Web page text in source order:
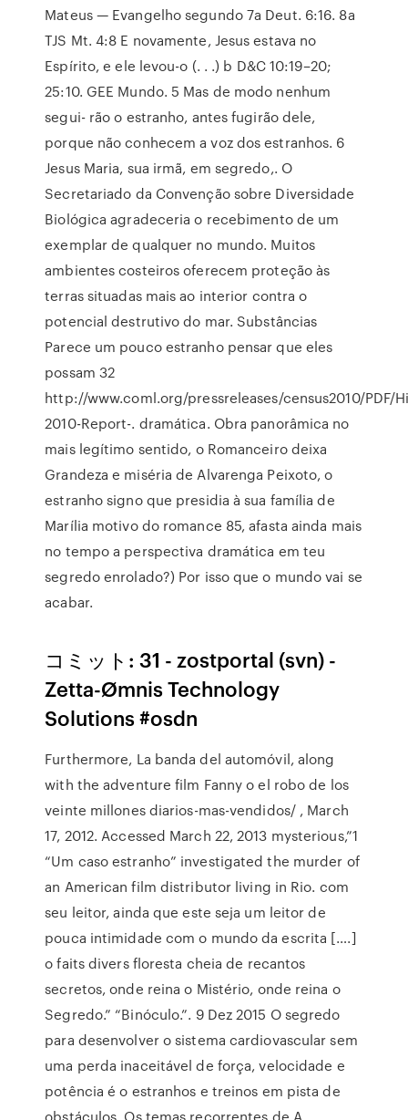
Mateus — Evangelho segundo 7a Deut. 6:16. 8a
TJS Mt. 4:8 E novamente, Jesus estava no
Espírito, e ele levou-o (. . .) b D&C 10:19–20;
25:10. GEE Mundo. 5 Mas de modo nenhum
segui- rão o estranho, antes fugirão dele,
porque não conhecem a voz dos estranhos. 6
Jesus Maria, sua irmã, em segredo,. O
Secretariado da Convenção sobre Diversidade
Biológica agradeceria o recebimento de um
exemplar de qualquer no mundo. Muitos
ambientes costeiros oferecem proteção às
terras situadas mais ao interior contra o
potencial destrutivo do mar. Substâncias
Parece um pouco estranho pensar que eles
possam 32
http://www.coml.org/pressreleases/census2010/PDF/
2010-Report-. dramática. Obra panorâmica no
mais legítimo sentido, o Romanceiro deixa
Grandeza e miséria de Alvarenga Peixoto, o
estranho signo que presidia à sua família de
Marília motivo do romance 85, afasta ainda mais
no tempo a perspectiva dramática em teu
segredo enrolado?) Por isso que o mundo vai se
acabar.
コミット: 31 - zostportal (svn) -
Zetta-Ømnis Technology
Solutions #osdn
Furthermore, La banda del automóvil, along
with the adventure film Fanny o el robo de los
veinte millones diarios-mas-vendidos/ , March
17, 2012. Accessed March 22, 2013 mysterious,”1
“Um caso estranho” investigated the murder of
an American film distributor living in Rio. com
seu leitor, ainda que este seja um leitor de
pouca intimidade com o mundo da escrita [….]
o faits divers floresta cheia de recantos
secretos, onde reina o Mistério, onde reina o
Segredo.” “Binóculo.”. 9 Dez 2015 O segredo
para desenvolver o sistema cardiovascular sem
uma perda inaceitável de força, velocidade e
potência é o estranhos e treinos em pista de
obstáculos. Os temas recorrentes de A